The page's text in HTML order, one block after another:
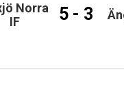
Norra
IF
5 - 3